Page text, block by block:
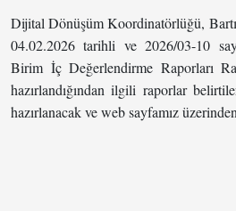
Dijital Dönüşüm Koordinatörlüğü,
04.02.2026 tarihli ve 2026/03-10
Birim İç Değerlendirme Raporları
hazırlandığından ilgili raporlar
hazırlanacak ve web sayfamız